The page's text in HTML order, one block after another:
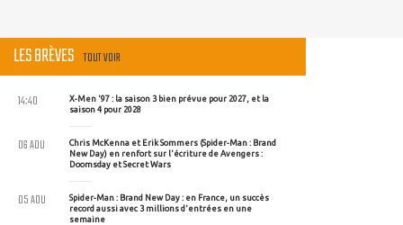
LES BRÈVES TOUT VOIR
X-Men '97 : la saison 3 bien prévue pour 2027, et la
saison 4 pour 2028
14:40
Chris McKenna et Erik Sommers (Spider-Man : Brand
New Day) en renfort sur l'écriture de Avengers :
Doomsday et Secret Wars
06 AOU
Spider-Man : Brand New Day : en France, un succès
record aussi avec 3 millions d'entrées en une
semaine
05 AOU